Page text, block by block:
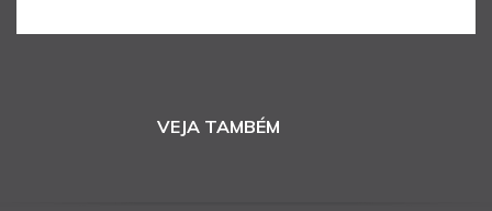
VEJA TAMBÉM